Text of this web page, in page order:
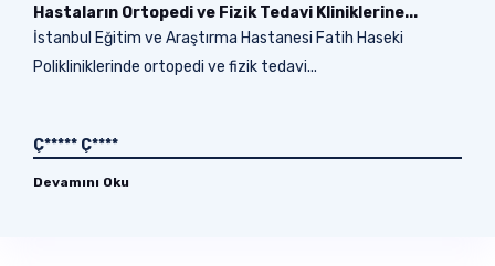
Hastaların Ortopedi ve Fizik Tedavi Kliniklerine...
İstanbul Eğitim ve Araştırma Hastanesi Fatih Haseki
Polikliniklerinde ortopedi ve fizik tedavi...
Ç***** Ç****
Devamını Oku